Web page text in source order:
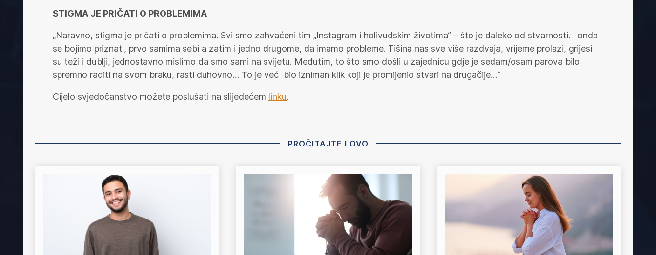
STIGMA JE PRIČATI O PROBLEMIMA
„Naravno, stigma je pričati o problemima. Svi smo zahvaćeni tim „Instagram i holivudskim životima“ – što je daleko od stvarnosti. I onda
se bojimo priznati, prvo samima sebi a zatim i jedno drugome, da imamo probleme. Tišina nas sve više razdvaja, vrijeme prolazi, grijesi
su teži i dublji, jednostavno mislimo da smo sami na svijetu. Međutim, to što smo došli u zajednicu gdje je sedam/osam parova bilo
spremno raditi na svom braku, rasti duhovno… To je već bio izniman klik koji je promijenio stvari na drugačije…“
Cijelo svjedočanstvo možete poslušati na slijedećem linku.
PROČITAJTE I OVO